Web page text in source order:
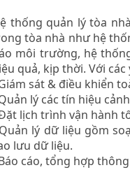
thống quản lý tòa
tòa nhà như hệ
môi trường, hệ
quả, kịp thời. Với
sát & điều khiển
lý các tín hiệu
lịch trình vận hành
lý dữ liệu gồm
lưu dữ liệu.
cáo, tổng hợp